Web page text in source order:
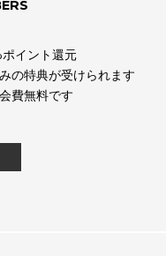
イント還元
の特典が受けられます
費無料です